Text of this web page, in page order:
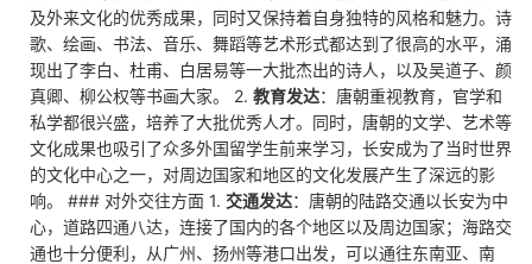
及外来文化的优秀成果，同时又保持着自身独特的风格和魅力。诗
歌、绘画、书法、音乐、舞蹈等艺术形式都达到了很高的水平，涌
现出了李白、杜甫、白居易等一大批杰出的诗人，以及吴道子、颜
真卿、柳公权等书画大家。 2. 教育发达：唐朝重视教育，官学和
私学都很兴盛，培养了大批优秀人才。同时，唐朝的文学、艺术等
文化成果也吸引了众多外国留学生前来学习，长安成为了当时世界
的文化中心之一，对周边国家和地区的文化发展产生了深远的影
响。 ### 对外交往方面 1. 交通发达：唐朝的陆路交通以长安为中
心，道路四通八达，连接了国内的各个地区以及周边国家；海路交
通也十分便利，从广州、扬州等港口出发，可以通往东南亚、南